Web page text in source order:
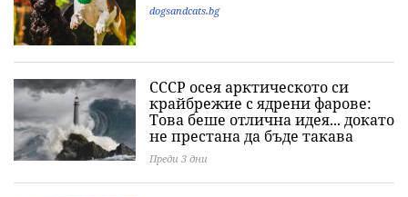
dogsandcats.bg
СССР осея арктическото си
крайбрежие с ядрени фарове:
Това беше отлична идея... докато
не престана да бъде такава
Преди 3 дни